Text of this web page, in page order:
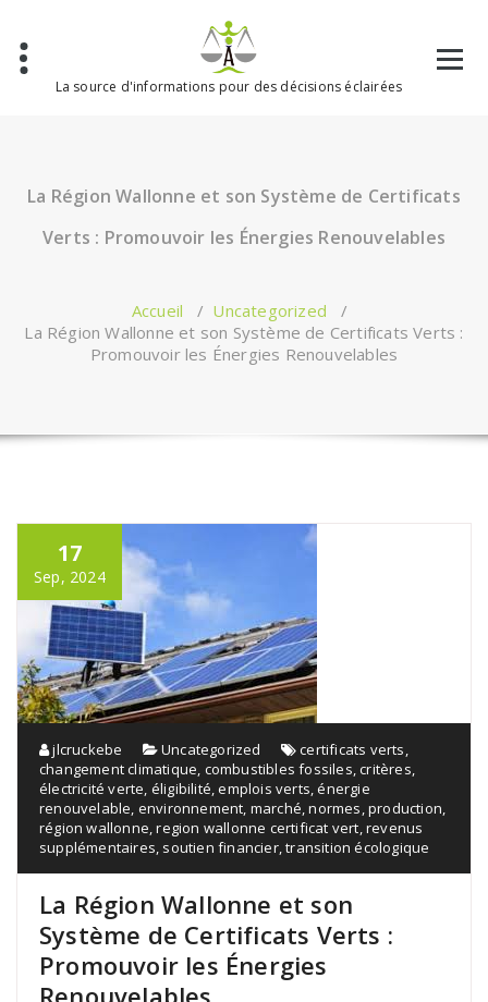
contenu
La source d'informations pour des décisions éclairées
La Région Wallonne et son Système de Certificats
Verts : Promouvoir les Énergies Renouvelables
Accueil / Uncategorized /
La Région Wallonne et son Système de Certificats Verts :
Promouvoir les Énergies Renouvelables
17
Sep, 2024
jlcruckebe Uncategorized certificats verts
changement climatique combustibles fossiles ,critères
électricité verte éligibilité ,emplois verts ,énergie
renouvelable environnement marché ,normes ,production
région wallonne ,region wallonne certificat vert ,revenus
supplémentaires soutien financier,transition écologique
La Région Wallonne et son
Système de Certificats Verts :
Promouvoir les Énergies
Renouvelables